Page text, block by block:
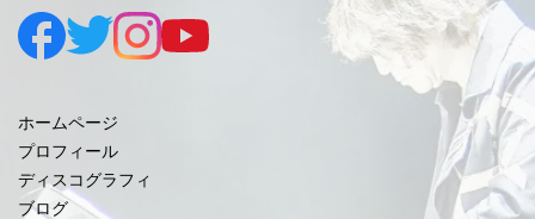
2025年8月
2025年7月
2025年5月
2025年4月
ホームページ
プロフィール
ディスコグラフィ
ブログ